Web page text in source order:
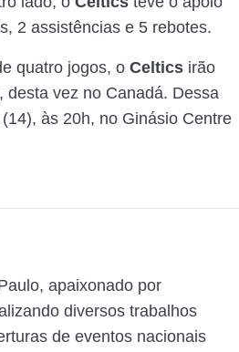
2 assistências e 5 rebotes.
quatro jogos, o Celtics irão
desta vez no Canadá. Dessa
às 20h, no Ginásio Centre
apaixonado por
diversos trabalhos
de eventos nacionais